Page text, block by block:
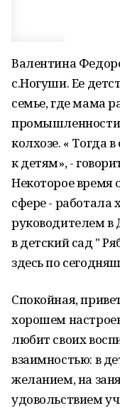
Валентина
с.Ногуши. Ее
семье, где мама
колхозе. « Тогда
к детям», -
Некоторое время
сфере -
руководителем
в детский сад "
здесь по
Спокойная,
хорошем
любит своих
взаимностью: в
желанием, на
удовольствием